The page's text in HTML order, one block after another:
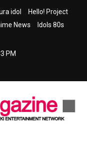
idol
Hello! Project
News
Idols 80s
PM